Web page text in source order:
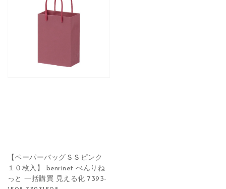
【ペーパーバッグＳＳピンク
１０枚入】 benrinet べんりね
っと 一括購買 見える化 7393-